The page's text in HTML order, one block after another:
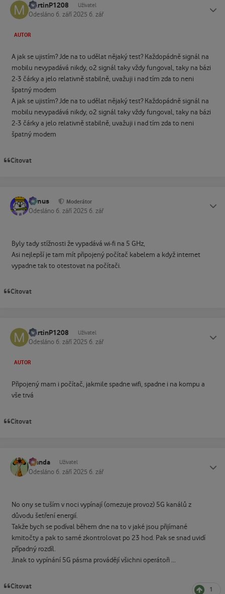
MartinP1208 Uživatel
Odesláno 6. září 2025 6. zář
AUTOR
A jak se ujistím? Jde na to udělat nějaký test? Každopádně signál na
mobilu nevypadává nikdy, o2 signál taky vždy fungoval, taky na bázi
2-3 čárky a jelo relativně stabilně, uvažuji i nad tím zda to neni
špatný modem
A jak se ujistím? Jde na to udělat nějaký test? Každopádně signál na
mobilu nevypadává nikdy, o2 signál taky vždy fungoval, taky na bázi
2-3 čárky a jelo relativně stabilně, uvažuji i nad tím zda to neni
špatný modem
Citovat
tomus Moderátor
Odesláno 6. září 2025 6. zář
Byly tady stížnosti že vypadává wi-fi na 5 GHz,
Asi nejlepší je tam mít připojený počítač kabelem a když internet
vypadne tak to otestovat na počítači.
Citovat
MartinP1208 Uživatel
Odesláno 6. září 2025 6. zář
AUTOR
Připojený mam i počítač, jakmile spadne wifi, spadne i na kompu a
vše trvá
Citovat
Standa Uživatel
Odesláno 6. září 2025 6. zář
No ony se tuším v noci vypínají (omezuje provoz) 5G kanálů z
důvodu šetření energií.
Takže bych se podíval během dne na to v jaké jsou přijímané
kmitočty a pak to samé zkontrolovat po 23 hod. Pak se snad uvidí
případný rozdíl.
Jinak to vypínání 5G pásma provádějí všichni operátoři ...
Citovat 1